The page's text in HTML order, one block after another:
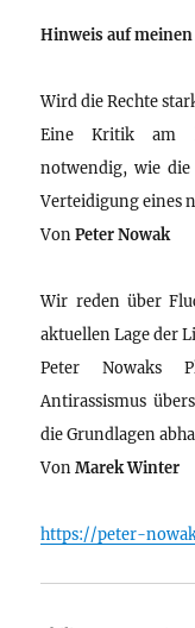
Hinweis auf
Wird die Rechte
Eine Kritik am
notwendig, wie
Verteidigung eines
VonPeter Nowak
Wir reden über
aktuellen Lage der
Peter Nowaks
Antirassismus
die Grundlagen
VonMarek Winter
https://peter-